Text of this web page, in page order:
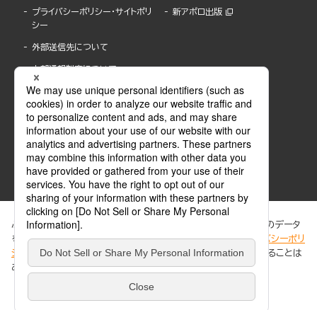
プライバシーポリシー・サイトポリ
シー
外部送信先について
内部通報制度について
新アポロ出版
ABJマークは、この電子書店・電子書籍配信サービスが、著作権者からコンテンツ使用許諾を
得た正規版配信サービスであることを示す登録商標(登録番号 第6091713号)です。
ABJマークの詳細、ABJマークを掲示しているサービスの一覧はこちら。
ぶんか社が運営するサイトでは、利便性向上のためにCookie等のデータ
を使用しています。 当社のCookieについての詳細は、「プライバシーポリ
シー
」をご覧ください。当サイトでは、訪問者の個人情報を追跡することは
ありません。